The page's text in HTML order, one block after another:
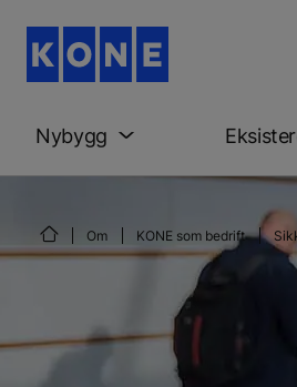
Nybygg
Om KONE som bedrift